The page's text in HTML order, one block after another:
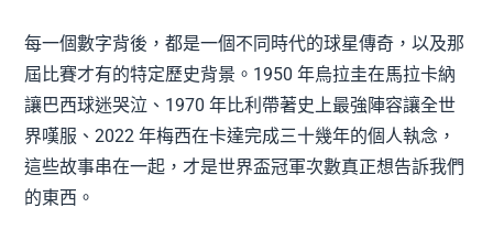
每一個數字背後，都是一個不同時代的球星傳奇，以及那
屆比賽才有的特定歷史背景。1950 年烏拉圭在馬拉卡納
讓巴西球迷哭泣、1970 年比利帶著史上最強陣容讓全世
界嘆服、2022 年梅西在卡達完成三十幾年的個人執念，
這些故事串在一起，才是世界盃冠軍次數真正想告訴我們
的東西。